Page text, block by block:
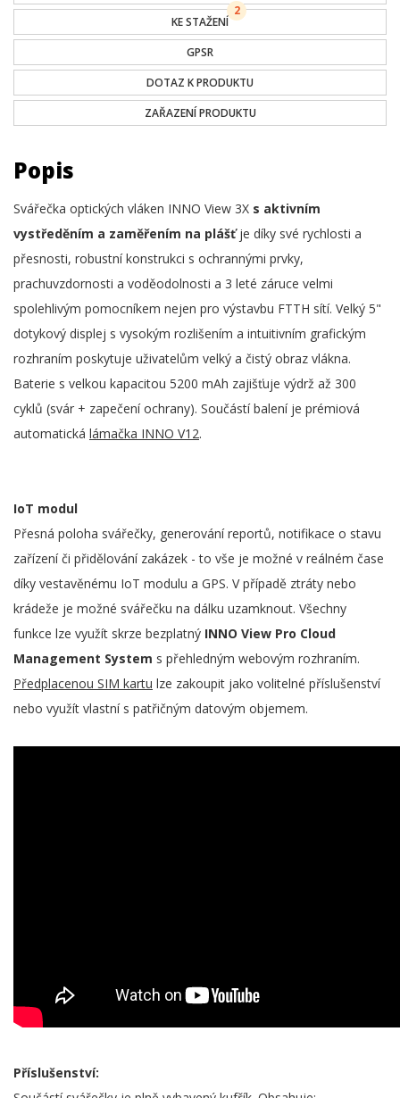
KE STAŽENÍ
2
GPSR
DOTAZ K PRODUKTU
ZAŘAZENÍ PRODUKTU
Popis
Svářečka optických vláken INNO View 3X s aktivním
vystředěním a zaměřením na plášťje díky své rychlosti a
přesnosti, robustní konstrukci s ochrannými prvky,
prachuvzdornosti a voděodolnosti a 3 leté záruce velmi
spolehlivým pomocníkem nejen pro výstavbu FTTH sítí. Velký 5"
dotykový displej s vysokým rozlišením a intuitivním grafickým
rozhraním poskytuje uživatelům velký a čistý obraz vlákna.
Baterie s velkou kapacitou 5200 mAh zajišťuje výdrž až 300
cyklů (svár + zapečení ochrany). Součástí balení je prémiová
automatická lámačka INNO V12.
IoT modul
Přesná poloha svářečky, generování reportů, notifikace o stavu
zařízení či přidělování zakázek - to vše je možné v reálném čase
díky vestavěnému IoT modulu a GPS. V případě ztráty nebo
krádeže je možné svářečku na dálku uzamknout. Všechny
funkce lze využít skrze bezplatný INNO View Pro Cloud
Management System s přehledným webovým rozhraním.
Předplacenou SIM kartu lze zakoupit jako volitelné příslušenství
nebo využít vlastní s patřičným datovým objemem.
Příslušenství: